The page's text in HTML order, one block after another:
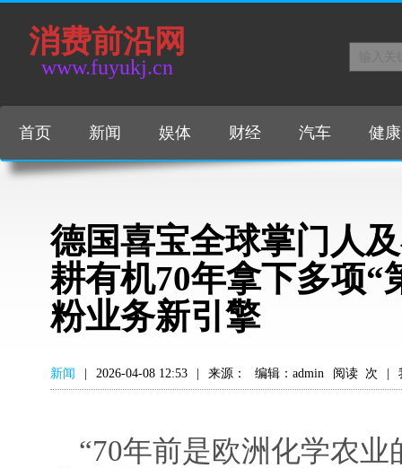
消费前沿网
www.fuyukj.cn
首页 新闻 娱体 财经 汽车 健康
德国喜宝全球掌门人
耕有机70年拿下多项“
粉业务新引擎
新闻 2026-04-08 12:53 来源： 编辑：admin 阅读 次
“70年前是欧洲化学农